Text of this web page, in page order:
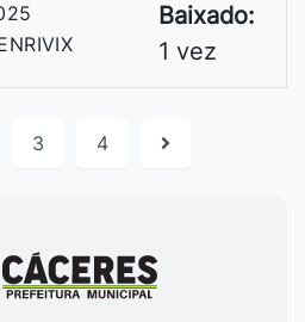
Baixado:
1 vez
3 4